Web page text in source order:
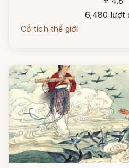
6,480 lượt
Cổ tích thế giới